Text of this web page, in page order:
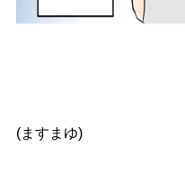
(ますまゆ)